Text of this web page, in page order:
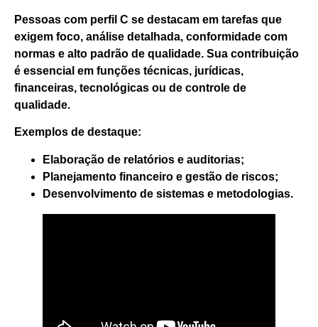
Pessoas com perfil C se destacam em tarefas que
exigem foco, análise detalhada, conformidade com
normas e alto padrão de qualidade. Sua contribuição
é essencial em funções técnicas, jurídicas,
financeiras, tecnológicas ou de controle de
qualidade.
Exemplos de destaque:
Elaboração de relatórios e auditorias;
Planejamento financeiro e gestão de riscos;
Desenvolvimento de sistemas e metodologias.